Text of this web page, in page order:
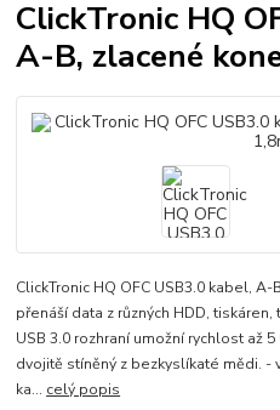
ClickTronic HQ
A-B, zlacené
ClickTronic HQ OFC USB3.0 kabel,
přenáší data z různých HDD,
USB 3.0 rozhraní umožní rychlost až
dvojitě stíněný z bezkyslíkaté mědi.
ka... celý popis